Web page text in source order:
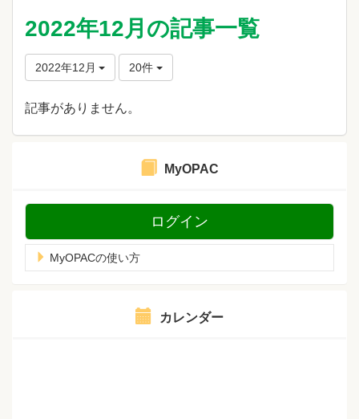
2022年12月の記事一覧
2022年12月 20件
記事がありません。
MyOPAC
ログイン
MyOPACの使い方
カレンダー